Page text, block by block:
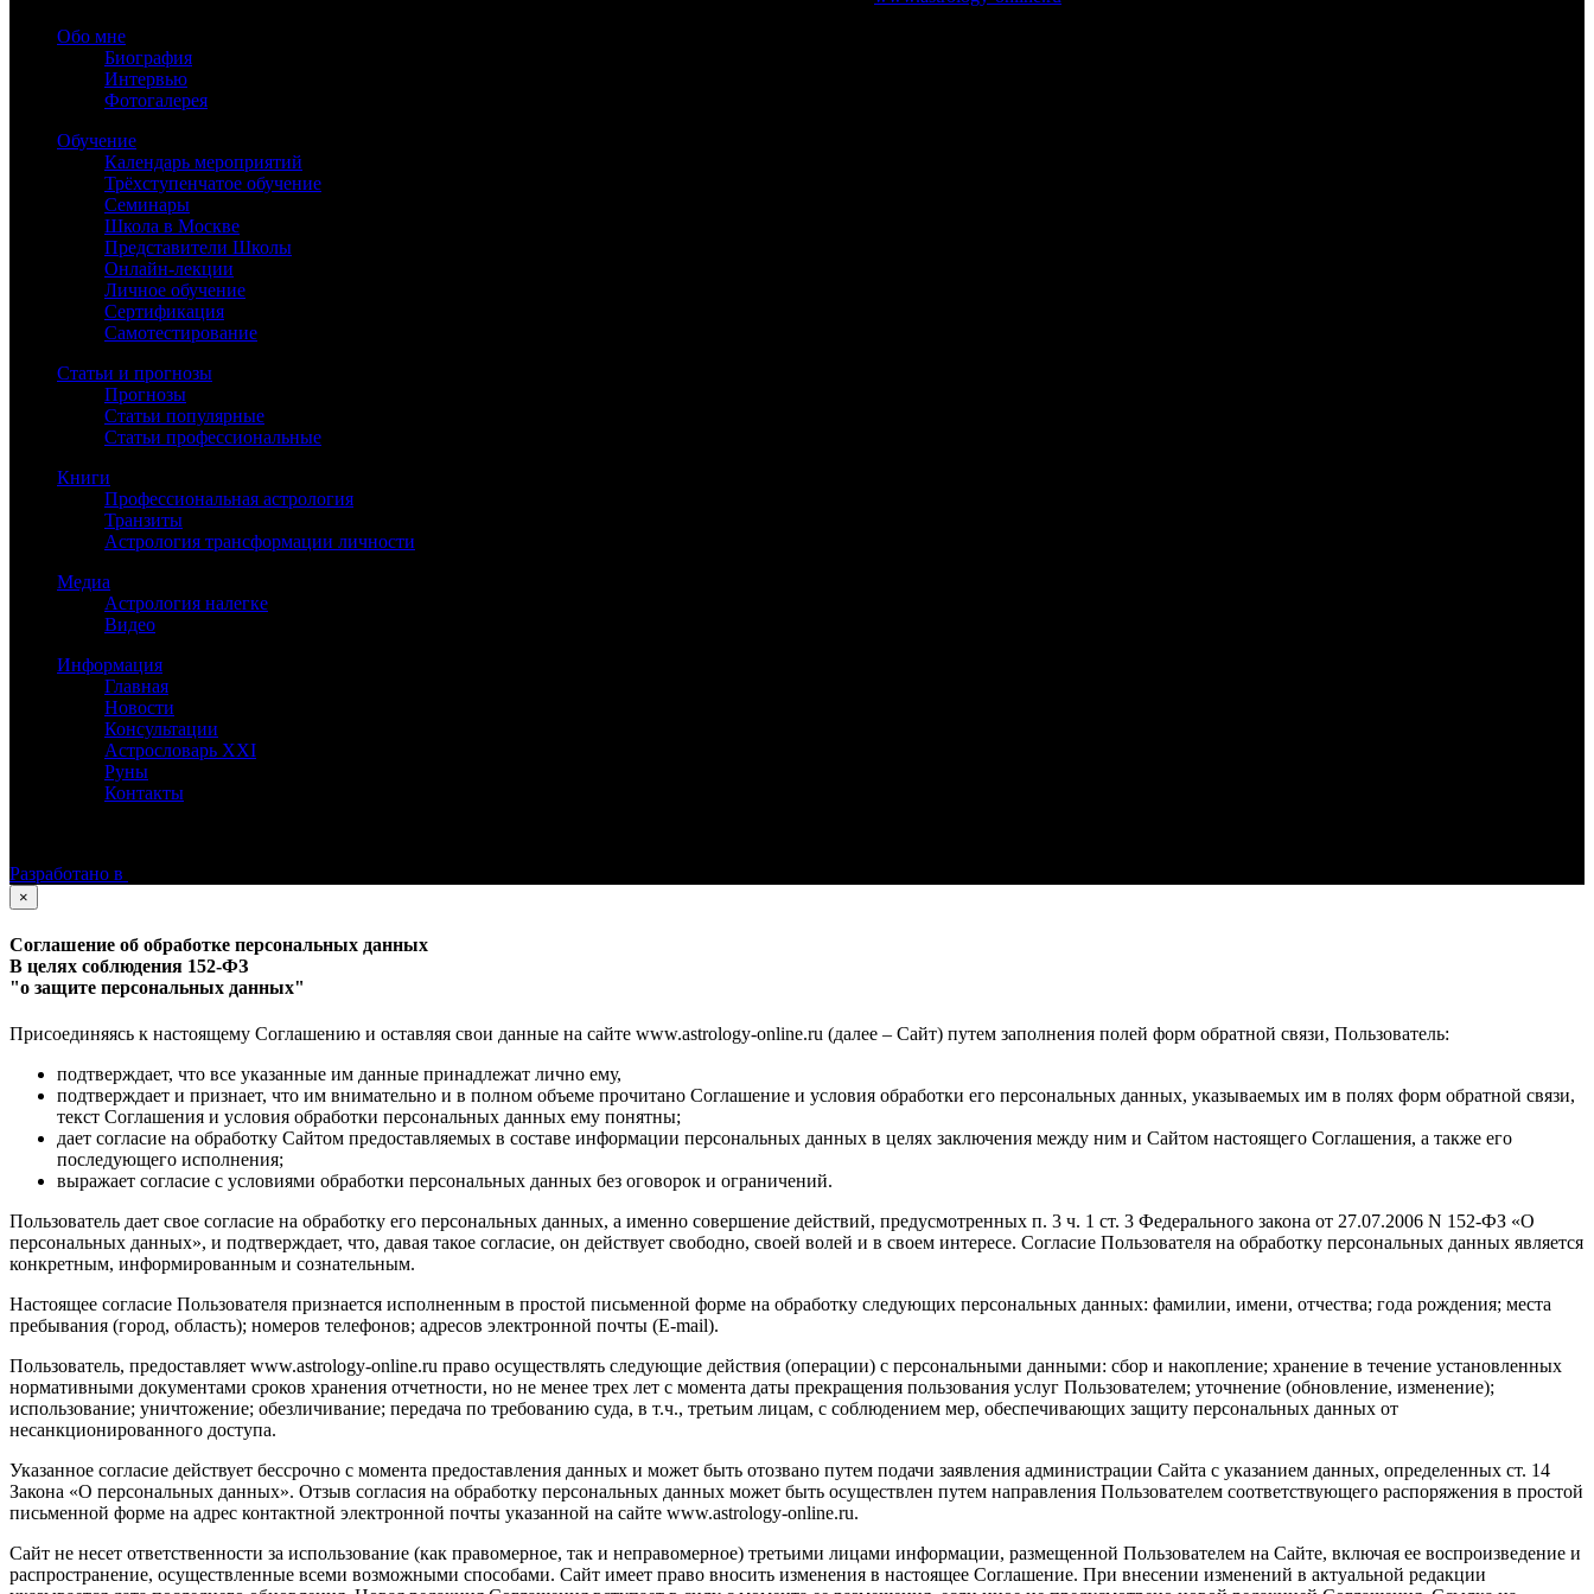
Обо мне
Биография
Интервью
Фотогалерея
Обучение
Календарь мероприятий
Трёхступенчатое обучение
Семинары
Школа в Москве
Представители Школы
Онлайн-лекции
Личное обучение
Сертификация
Самотестирование
Статьи и прогнозы
Прогнозы
Статьи популярные
Статьи профессиональные
Книги
Профессиональная астрология
Транзиты
Астрология трансформации личности
Медиа
Астрология налегке
Видео
Информация
Главная
Новости
Консультации
Астрословарь XXI
Руны
Контакты
Разработано в
×
Соглашение об обработке персональных данных
В целях соблюдения 152-ФЗ
"о защите персональных данных"
Присоединяясь к настоящему Соглашению и оставляя свои данные на сайте www.astrology-online.ru (далее – Сайт) путем заполнения полей форм обратной связи, Пользователь:
подтверждает, что все указанные им данные принадлежат лично ему,
подтверждает и признает, что им внимательно и в полном объеме прочитано Соглашение и условия обработки его персональных данных, указываемых им в полях форм обратной связи,
текст Соглашения и условия обработки персональных данных ему понятны;
дает согласие на обработку Сайтом предоставляемых в составе информации персональных данных в целях заключения между ним и Сайтом настоящего Соглашения, а также его
последующего исполнения;
выражает согласие с условиями обработки персональных данных без оговорок и ограничений.
Пользователь дает свое согласие на обработку его персональных данных, а именно совершение действий, предусмотренных п. 3 ч. 1 ст. 3 Федерального закона от 27.07.2006 N 152-ФЗ «О
персональных данных», и подтверждает, что, давая такое согласие, он действует свободно, своей волей и в своем интересе. Согласие Пользователя на обработку персональных данных является
конкретным, информированным и сознательным.
Настоящее согласие Пользователя признается исполненным в простой письменной форме на обработку следующих персональных данных: фамилии, имени, отчества; года рождения; места
пребывания (город, область); номеров телефонов; адресов электронной почты (E-mail).
Пользователь, предоставляет www.astrology-online.ru право осуществлять следующие действия (операции) с персональными данными: сбор и накопление; хранение в течение установленных
нормативными документами сроков хранения отчетности, но не менее трех лет с момента даты прекращения пользования услуг Пользователем; уточнение (обновление, изменение);
использование; уничтожение; обезличивание; передача по требованию суда, в т.ч., третьим лицам, с соблюдением мер, обеспечивающих защиту персональных данных от
несанкционированного доступа.
Указанное согласие действует бессрочно с момента предоставления данных и может быть отозвано путем подачи заявления администрации Сайта с указанием данных, определенных ст. 14
Закона «О персональных данных». Отзыв согласия на обработку персональных данных может быть осуществлен путем направления Пользователем соответствующего распоряжения в простой
письменной форме на адрес контактной электронной почты указанной на сайте www.astrology-online.ru.
Сайт не несет ответственности за использование (как правомерное, так и неправомерное) третьими лицами информации, размещенной Пользователем на Сайте, включая ее воспроизведение и
распространение, осуществленные всеми возможными способами. Сайт имеет право вносить изменения в настоящее Соглашение. При внесении изменений в актуальной редакции